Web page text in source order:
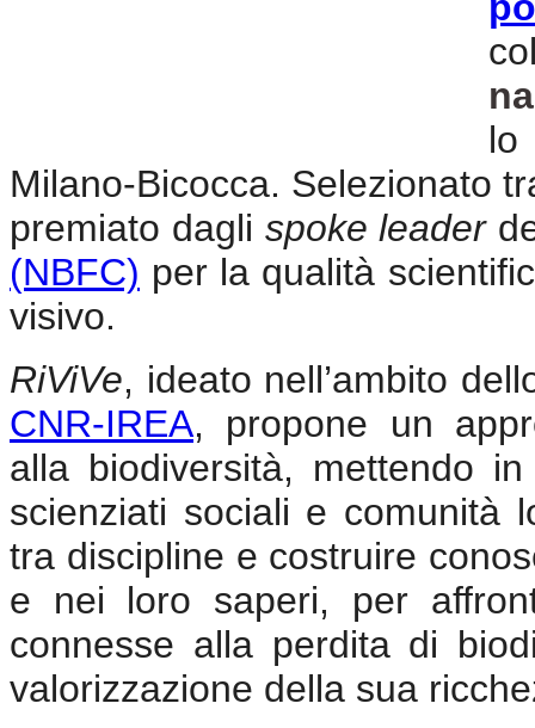
lo
Milano-Bicocca. Selezionato
premiato dagli spoke leader
(NBFC) per la qualità
visivo.
RiViVe, ideato nell’ambito
CNR-IREA, propone un
alla biodiversità, mettendo
scienziati sociali e comunità
tra discipline e costruire
e nei loro saperi, per
connesse alla perdita di
valorizzazione della sua